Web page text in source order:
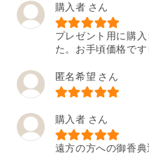
購入者
プレゼント用に購
た。お手頃価格です
匿名希望
購入者
遠方の方への御香